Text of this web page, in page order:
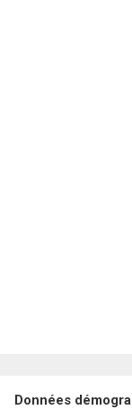
Données